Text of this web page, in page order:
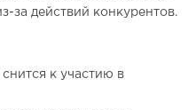
за действий конкурентов.
снится к участию в